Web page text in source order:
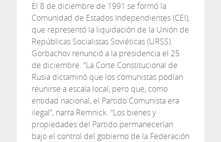
El 8 de diciembre de 1991 se formó la
Comunidad de Estados Independientes (CEI),
que representó la liquidación de la Unión de
Repúblicas Socialistas Soviéticas (URSS).
Gorbachov renunció a la presidencia el 25
de diciembre. “La Corte Constitucional de
Rusia dictaminó que los comunistas podían
reunirse a escala local, pero que, como
entidad nacional, el Partido Comunista era
ilegal”, narra Remnick. “Los bienes y
propiedades del Partido permanecerían
bajo el control del gobierno de la Federación